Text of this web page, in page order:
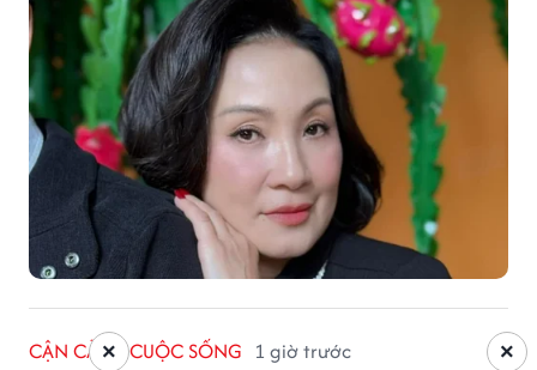
CẬN CẢNH CUỘC SỐNG 1 giờ trước ×
×